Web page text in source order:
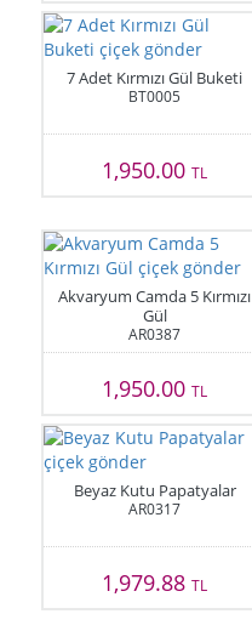
7 Adet Kırmızı Gül Buketi
BT0005
1,950.00TL
Akvaryum Camda 5 Kırmızı
Gül
AR0387
1,950.00TL
Beyaz Kutu Papatyalar
AR0317
1,979.88TL